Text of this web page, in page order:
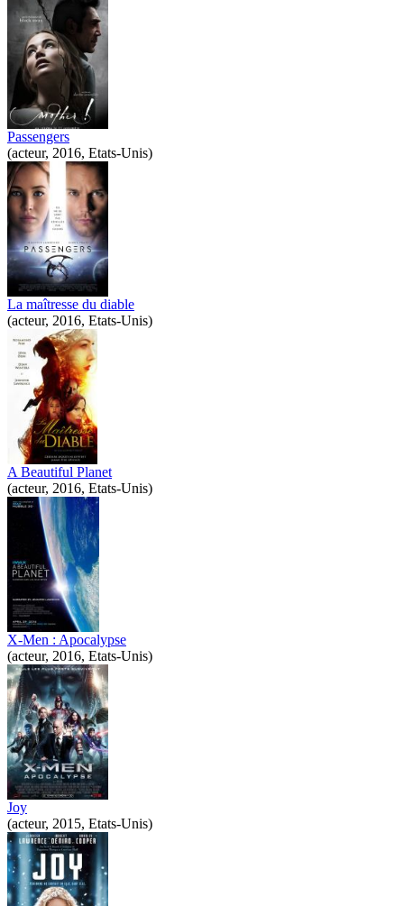
Passengers
(acteur, 2016, Etats-Unis)
La maîtresse du diable
(acteur, 2016, Etats-Unis)
A Beautiful Planet
(acteur, 2016, Etats-Unis)
X-Men : Apocalypse
(acteur, 2016, Etats-Unis)
Joy
(acteur, 2015, Etats-Unis)